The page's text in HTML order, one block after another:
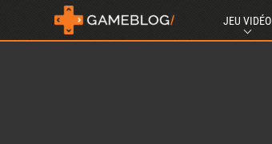
JEU VIDÉO